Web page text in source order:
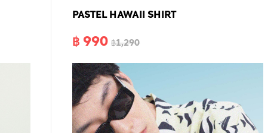
PASTEL HAWAII SHIRT
฿ 990 ฿1,290